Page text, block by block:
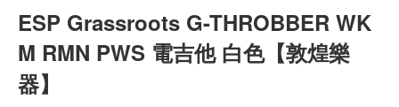
ESP Grassroots G-THROBBER WK
M RMN PWS 電吉他 白色【敦煌樂
器】